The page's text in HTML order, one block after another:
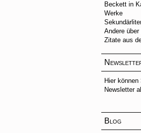
Beckett in
Werke
Andere
Zitate aus
Hier
Newsletter
Blog